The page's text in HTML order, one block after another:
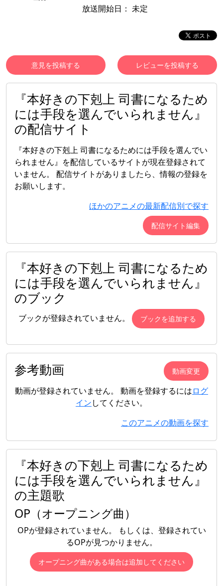
放送開始日： 未定
意見を投稿する レビューを投稿する
『本好きの下剋上 司書になるため
には手段を選んでいられません』
の配信サイト
『本好きの下剋上 司書になるためには手段を選んでい
られません』を配信しているサイトが現在登録されて
いません。 配信サイトがありましたら、情報の登録を
お願いします。
ほかのアニメの最新配信別で探す
配信サイト編集
『本好きの下剋上 司書になるため
には手段を選んでいられません』
のブック
ブックが登録されていません。 ブックを追加する
参考動画 動画変更
動画が登録されていません。 動画を登録するにはログ
インしてください。
このアニメの動画を探す
『本好きの下剋上 司書になるため
には手段を選んでいられません』
の主題歌
OP（オープニング曲）
OPが登録されていません。 もしくは、登録されてい
るOPが見つかりません。
オープニング曲がある場合は追加してください